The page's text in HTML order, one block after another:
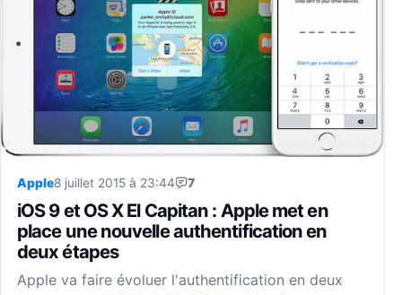
Apple8 juillet 2015 à 23:44 7
iOS 9 et OS X El Capitan : Apple met en
place une nouvelle authentification en
deux étapes
Apple va faire évoluer l'authentification en deux